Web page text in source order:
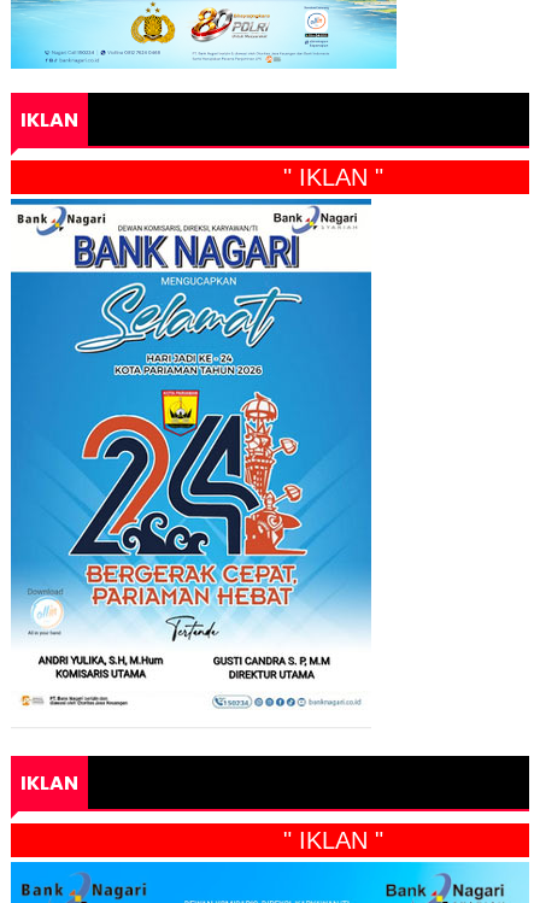
IKLAN
" IKLAN "
IKLAN
" IKLAN "